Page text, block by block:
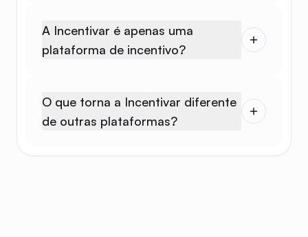
Empresas que
A Incentivar é apenas uma
plataforma de incentivo?
O que torna a Incentivar diferente
de outras plataformas?